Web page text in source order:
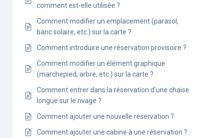
comment est-elle utilisée ?
Comment modifier un emplacement (parasol,
banc solaire, etc.) sur la carte ?
Comment introduire une réservation provisoire ?
Comment modifier un élément graphique
(marchepied, arbre, etc.) sur la carte ?
Comment entrer dans la réservation d’une chaise
longue sur le rivage ?
Comment ajouter une nouvelle réservation ?
Comment ajouter une cabine à une réservation ?